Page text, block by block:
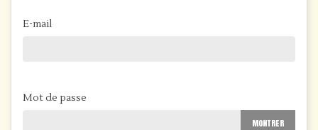
E-mail
Mot de passe
MONTRER